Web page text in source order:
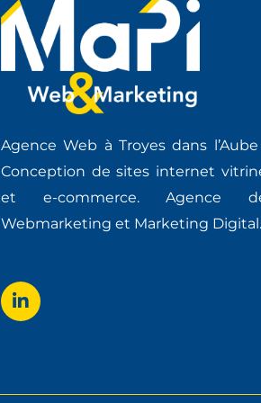
Agence Web à Troyes dans l’Aube
Conception de sites internet
et e-commerce. Agence
Webmarketing et Marketing Digital.